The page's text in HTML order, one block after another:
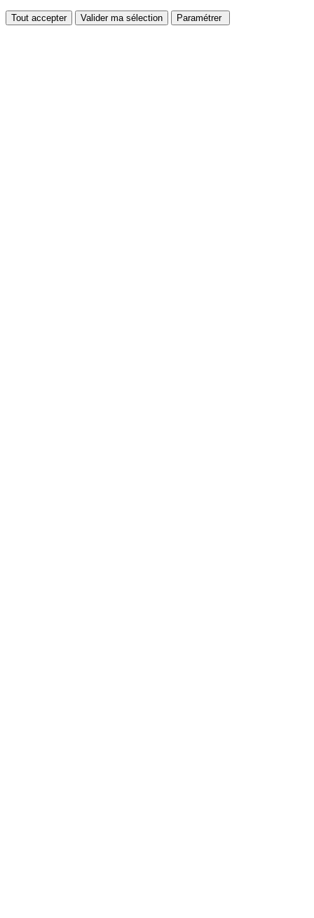
Tout accepter Valider ma sélection Paramétrer